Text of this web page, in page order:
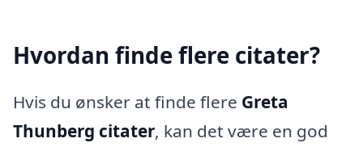
Hvordan finde flere citater?
Hvis du ønsker at finde flere Greta
Thunberg citater, kan det være en god